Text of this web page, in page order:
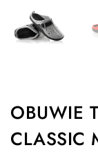
OBUWIE
CLASSIC